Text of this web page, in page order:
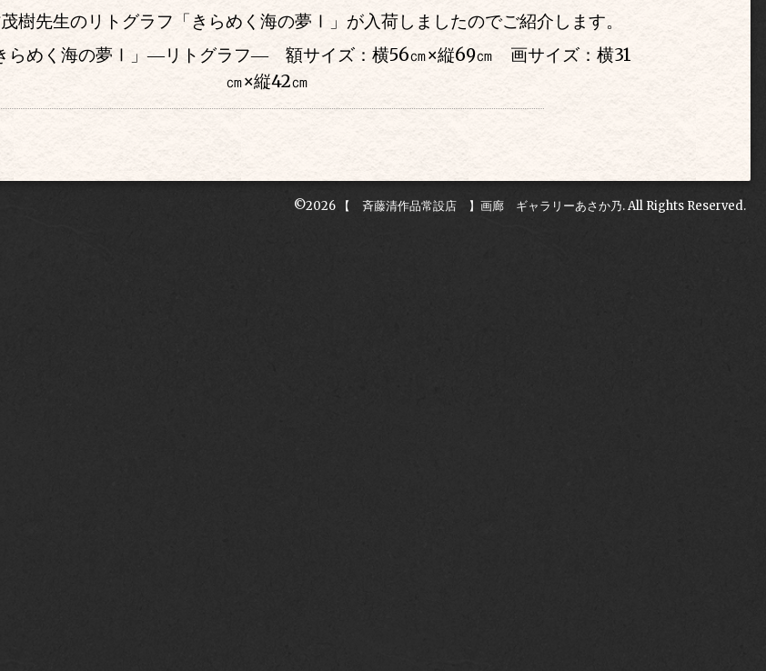
樹先生のリトグラフ「きらめく海の夢Ⅰ」が入荷しましたのでご紹介します。
らめく海の夢Ⅰ」―リトグラフ― 額サイズ：横56㎝×縦69㎝ 画サイズ：横31
㎝×縦42㎝
©2026 【 斉藤清作品常設店 】画廊 ギャラリーあさか乃. All Rights Reserved.